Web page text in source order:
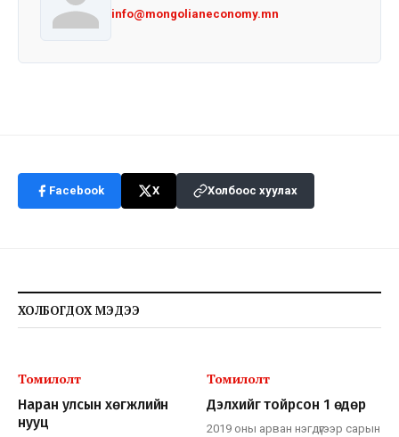
info@mongolianeconomy.mn
Facebook X Холбоос хуулах
ХОЛБОГДОХ МЭДЭЭ
Томилолт
Наран улсын хөгжлийн
нууц
Томилолт
Дэлхийг тойрсон 1 өдөр
2019 оны арван нэгдүгээр сарын